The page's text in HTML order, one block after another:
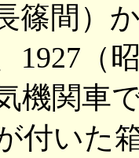
篠間）
1927（
機関車
付いた